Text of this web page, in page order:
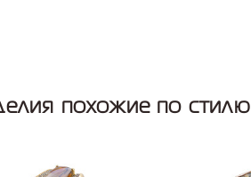
похожие по стилю